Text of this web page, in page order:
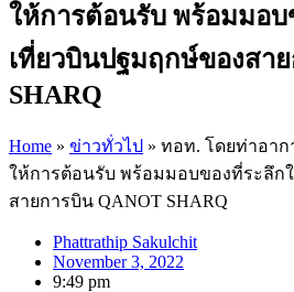
ให้การต้อนรับ พร้อมมอ
เที่ยวบินปฐมฤกษ์ของสา
SHARQ
Home » ข่าวทั่วไป » ทอท. โดยท่าอาก
ให้การต้อนรับ พร้อมมอบของที่ระลึก
สายการบิน QANOT SHARQ
Phattrathip Sakulchit
November 3, 2022
9:49 pm